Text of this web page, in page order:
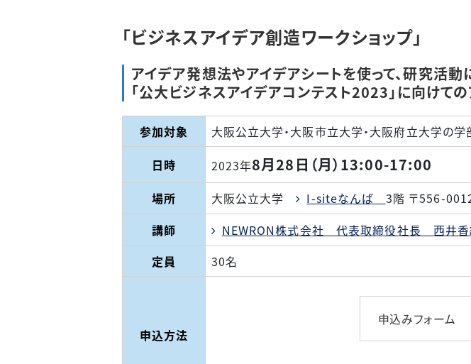
「ビジネスアイデア創造ワークショップ」
アイデア発想法やアイデアシートを使って、研究活
「公大ビジネスアイデアコンテスト2023」に向けて
参加対象
大阪公立大学・大阪市立大学・大阪府立大学の
日時
2023年8月28日（月）13:00-17:00
場所 大阪公立大学 I-siteなんば 3階 〒556-
講師
NEWRON株式会社 代表取締役社長 西井香
定員
30名
申込方法
申込みフォーム